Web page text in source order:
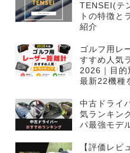
TENSEI(テ
トの特徴と
紹介
ゴルフ用レ
すすめ人気
2026｜目的
最新22機種
中古ドライ
気ランキン
パ最強モデ
【評価レビ